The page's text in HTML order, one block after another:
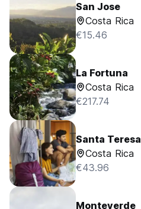
San Jose
Costa Rica
€15.46
La Fortuna
Costa Rica
€217.74
Santa Teresa
Costa Rica
€43.96
Monteverde